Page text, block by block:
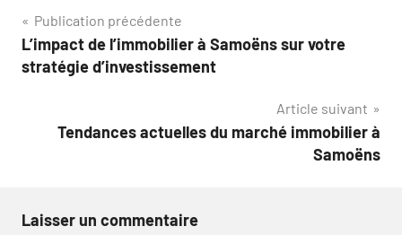
Navigation
de
Publication précédente
L’impact de l’immobilier à Samoëns sur votre
stratégie d’investissement
Article suivant
Tendances actuelles du marché immobilier à
Samoëns
Laisser un commentaire